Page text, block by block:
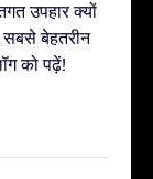
उपहार क्यों
सबसे बेहतरीन
को पढ़ें!